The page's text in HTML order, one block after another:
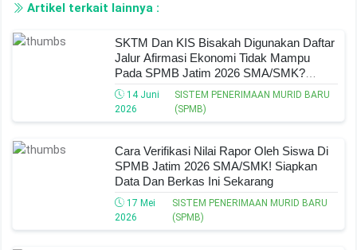
Artikel terkait lainnya :
SKTM Dan KIS Bisakah Digunakan Daftar
Jalur Afirmasi Ekonomi Tidak Mampu
Pada SPMB Jatim 2026 SMA/SMK?
Banyak Orang Tua Masih Keliru!
14 Juni
2026
SISTEM PENERIMAAN MURID BARU
(SPMB)
Cara Verifikasi Nilai Rapor Oleh Siswa Di
SPMB Jatim 2026 SMA/SMK! Siapkan
Data Dan Berkas Ini Sekarang
17 Mei
2026
SISTEM PENERIMAAN MURID BARU
(SPMB)